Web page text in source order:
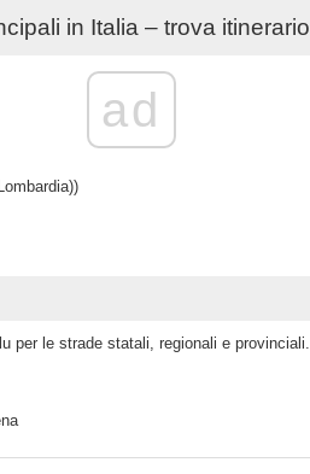
in Italia – trova itinerario
ad
per le strade statali, regionali e provinciali.